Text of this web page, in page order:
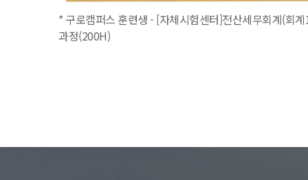
* 구로캠퍼스 훈련생 - [자체시험센터]전산세무회계(회
과정(200H)